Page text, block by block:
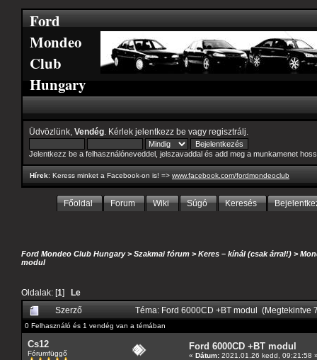
Ford
Mondeo
Club
Hungary
Üdvözlünk, Vendég . Kérlek jelentkezz be vagy regisztrálj
Jelentkezz be a felhasználóneveddel, jelszavaddal és add meg a munkamenet
Hírek: Keress minket a Facebook-on is! => www.facebook.com/fordmondeoclub
Főoldal Forum Wiki Súgó Keresés
Ford Mondeo Club Hungary>Szakmai fórum >Keres – kínál (csak árral!) >
modul
Oldalak: [1] Le
Szerző
Téma: Ford 6000CD +BT modul (Megtekintve
0 Felhasználó és 1 vendég van a témában
Cs12
Fórumfüggő
Ford 6000CD +BT modul
« Dátum: 2021.01.26 kedd, 09:21:58